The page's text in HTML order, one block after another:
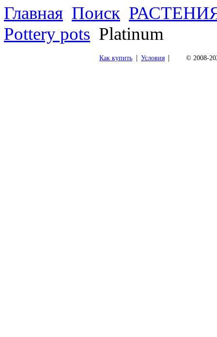
Главная Поиск
Pottery pots Platinum
Как купить | Условия | © 2008-